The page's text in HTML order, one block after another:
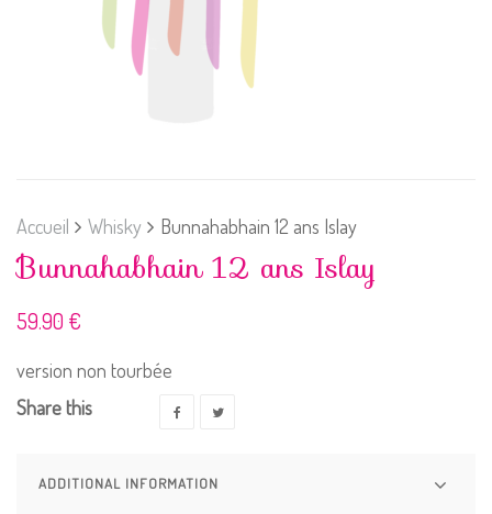
Accueil Whisky Bunnahabhain 12 ans Islay
Bunnahabhain 12 ans Islay
59.90 €
version non tourbée
Share this
ADDITIONAL INFORMATION